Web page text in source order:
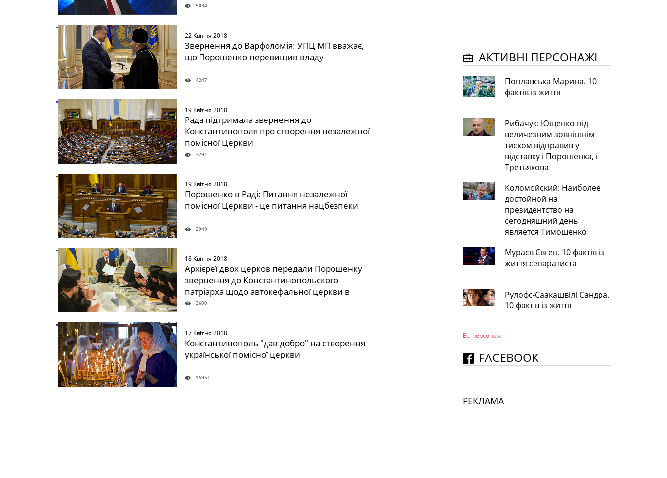
5034
" />
22 Квітня 2018
Звернення до Варфоломія: УПЦ МП вважає,
що Порошенко перевищив владу
4247
" />
19 Квітня 2018
Рада підтримала звернення до
Константинополя про створення незалежної
помісної Церкви
3291
" />
19 Квітня 2018
Порошенко в Раді: Питання незалежної
помісної Церкви - це питання нацбезпеки
2949
" />
18 Квітня 2018
Архієреї двох церков передали Порошенку
звернення до Константинопольского
патріарха щодо автокефальної церкви в
Україні. Крім УПЦ МП
2600
" />
17 Квітня 2018
Константинополь "дав добро" на створення
української помісної церкви
15951
АКТИВНІ ПЕРСОНАЖІ
Поплавська Марина. 10
фактів із життя
Рибачук: Ющенко під
величезним зовнішнім
тиском відправив у
відставку і Порошенка, і
Третьякова
Коломойский: Наиболее
достойной на
президентство на
сегодняшний день
является Тимошенко
Мураєв Євген. 10 фактів із
життя сепаратиста
Рулофс-Саакашвілі Сандра.
10 фактів із життя
Всі персонажi
FACEBOOK
РЕКЛАМА